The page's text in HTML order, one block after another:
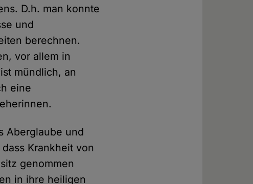
D.h. man konnte
und
berechnen.
vor allem in
mündlich, an
eine
Aberglaube und
Krankheit von
genommen
in ihre heiligen